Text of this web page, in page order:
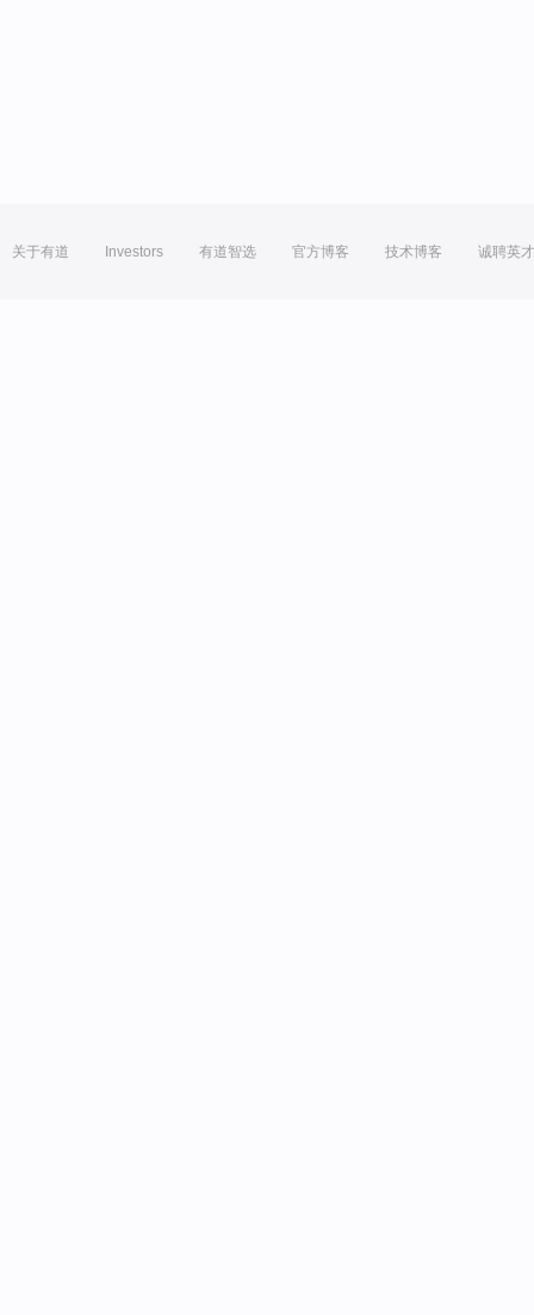
关于有道 Investors 有道智选 官方博客 技术博客 诚聘英才